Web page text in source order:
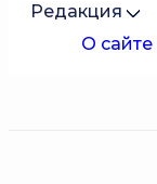
Редакция
О сайте